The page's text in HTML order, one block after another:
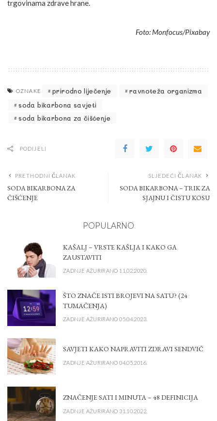
trgovinama zdrave hrane.
Foto: Monfocus/Pixabay
OZNAKE prirodno liječenje
ravnoteža organizma
soda bikarbona savjeti
soda bikarbona za čišćenje
PODIJELI
PRETHODNI ČLANAK
SODA BIKARBONA ZA
ČIŠĆENJE
SLJEDEĆI ČLANAK
SODA BIKARBONA – TRIK ZA
SJAJNU I ČISTU KOSU
POPULARNO
KAŠALJ – VRSTE KAŠLJA I KAKO GA
ZAUSTAVITI
ZADNJE AŽURIRANO 11.02.2020.
ŠTO ZNAČE ISTI BROJEVI NA SATU? (24
TUMAČENJA)
ZADNJE AŽURIRANO 05.04.2023.
SAVJETI KAKO NAPRAVITI ZDRAVI SENDVIČ
ZADNJE AŽURIRANO 04.05.2016.
ZNAČENJE SATI I MINUTA – 48 DEFINICIJA
ZADNJE AŽURIRANO 31.10.2022.